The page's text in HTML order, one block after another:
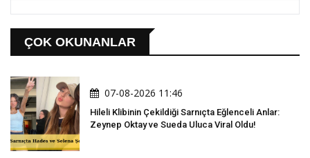
ÇOK OKUNANLAR
07-08-2026 11:46
Hileli Klibinin Çekildiği Sarnıçta Eğlenceli Anlar:
Zeynep Oktay ve Sueda Uluca Viral Oldu!